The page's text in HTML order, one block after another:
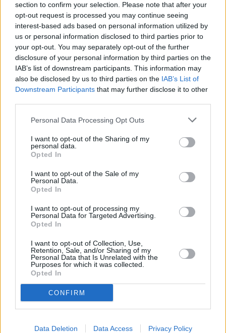
section to confirm your selection. Please note that after your
opt-out request is processed you may continue seeing
interest-based ads based on personal information utilized by
us or personal information disclosed to third parties prior to
your opt-out. You may separately opt-out of the further
disclosure of your personal information by third parties on the
IAB’s list of downstream participants. This information may
also be disclosed by us to third parties on the IAB’s List of
Downstream Participants that may further disclose it to other
Personal Data Processing Opt Outs
I want to opt-out of the Sharing of my
personal data.
Opted In
I want to opt-out of the Sale of my
Personal Data.
Opted In
I want to opt-out of processing my
Personal Data for Targeted Advertising.
Opted In
I want to opt-out of Collection, Use,
Retention, Sale, and/or Sharing of my
Personal Data that Is Unrelated with the
Purposes for which it was collected.
Opted In
CONFIRM
Data Deletion Data Access Privacy Policy